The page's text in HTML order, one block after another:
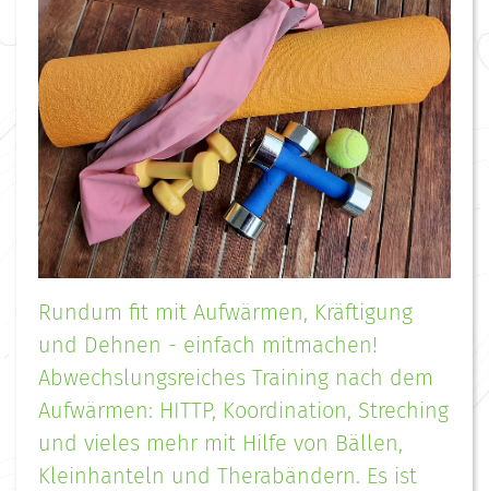
Rundum fit mit Aufwärmen, Kräftigung
und Dehnen - einfach mitmachen!
Abwechslungsreiches Training nach dem
Aufwärmen: HITTP, Koordination, Streching
und vieles mehr mit Hilfe von Bällen,
Kleinhanteln und Therabändern. Es ist